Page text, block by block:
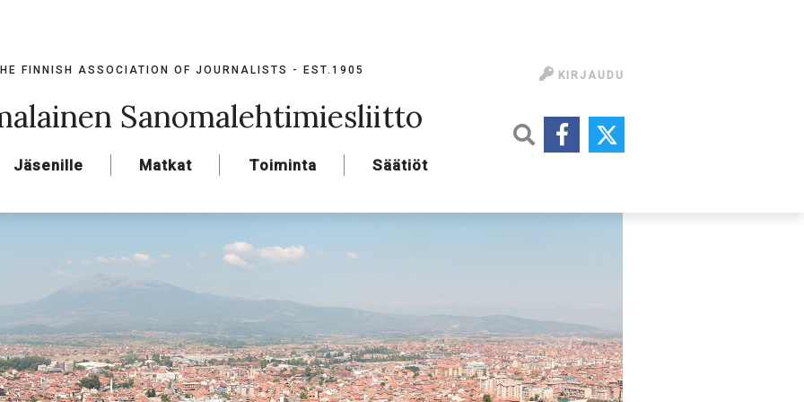
FINNISH ASSOCIATION OF JOURNALISTS - EST.1905
Sanomalehtimiesliitto
Jäsenille Matkat Toiminta Säätiöt
KIRJAUDU